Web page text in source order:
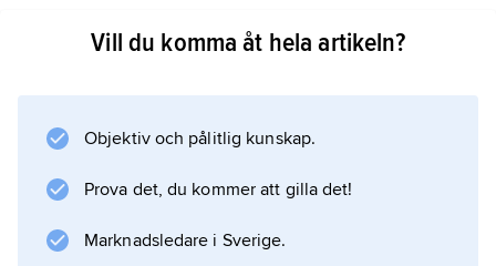
Vill du komma åt hela artikeln?
Objektiv och pålitlig kunskap.
Prova det, du kommer att gilla det!
Marknadsledare i Sverige.